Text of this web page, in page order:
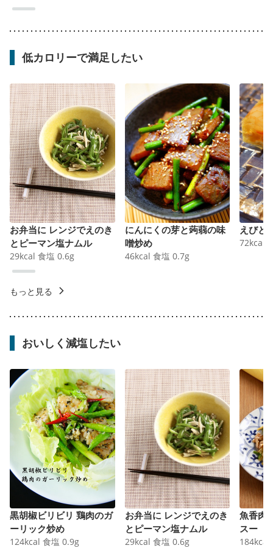
低カロリーで満足したい
お弁当に レンジでえのき
とピーマン塩ナムル
29kcal 食塩 0.6g
にんにくの芽と蒟蒻の味
噌炒め
46kcal 食塩 0.7g
えびと
72kcal
もっと見る
おいしく減塩したい
黒胡椒ビリビリ 鶏肉のガ
ーリック炒め
124kcal 食塩 0.9g
お弁当に レンジでえのき
とピーマン塩ナムル
29kcal 食塩 0.6g
魚香肉
スー
184kcal